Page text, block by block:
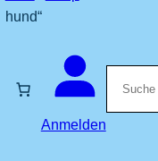
hund“
Anmelden